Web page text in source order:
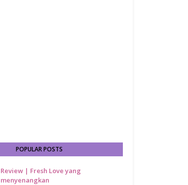
POPULAR POSTS
Review | Fresh Love yang
menyenangkan